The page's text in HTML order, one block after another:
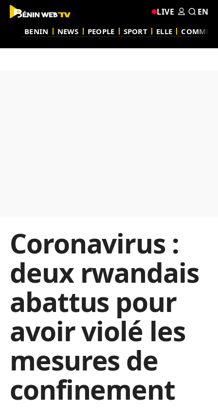
BENIN NEWS PEOPLE SPORT ELLE
LIVE EN
Coronavirus :
deux rwandais
abattus pour
avoir violé les
mesures de
confinement